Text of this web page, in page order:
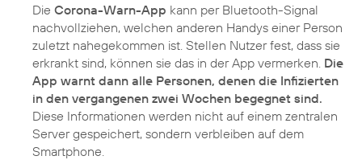
Die Corona-Warn-App kann per Bluetooth-Signal
nachvollziehen, welchen anderen Handys einer Person
zuletzt nahegekommen ist. Stellen Nutzer fest, dass sie
erkrankt sind, können sie das in der App vermerken. Die
App warnt dann alle Personen, denen die Infizierten
in den vergangenen zwei Wochen begegnet sind.
Diese Informationen werden nicht auf einem zentralen
Server gespeichert, sondern verbleiben auf dem
Smartphone.